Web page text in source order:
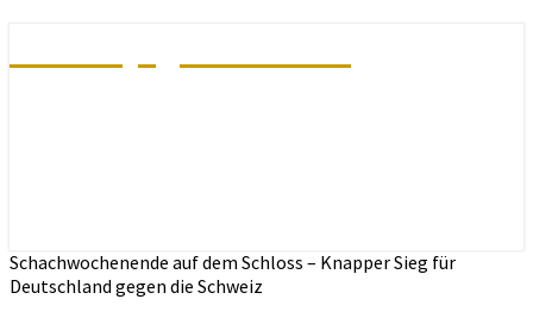
Schachwochenende auf dem Schloss – Knapper Sieg für
Deutschland gegen die Schweiz